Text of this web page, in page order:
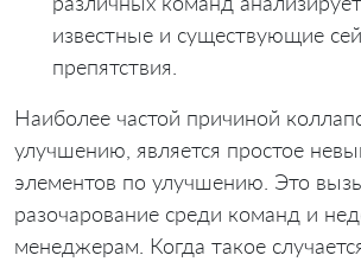
известные и существующие
препятствия.
Наиболее частой причиной
улучшению, является простое
элементов по улучшению. Это
разочарование среди команд и
менеджерам. Когда такое